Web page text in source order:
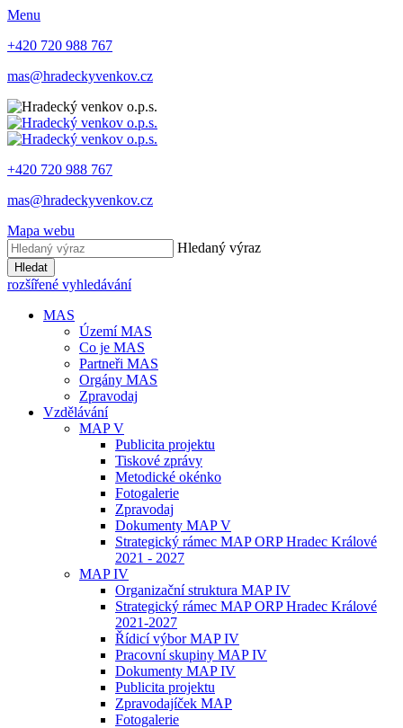
Menu
+420 720 988 767
mas@hradeckyvenkov.cz
+420 720 988 767
mas@hradeckyvenkov.cz
Mapa webu
Hledaný výraz
Hledat
rozšířené vyhledávání
MAS
Území MAS
Co je MAS
Partneři MAS
Orgány MAS
Zpravodaj
Vzdělávání
MAP V
Publicita projektu
Tiskové zprávy
Metodické okénko
Fotogalerie
Zpravodaj
Dokumenty MAP V
Strategický rámec MAP ORP Hradec Králové
2021 - 2027
MAP IV
Organizační struktura MAP IV
Strategický rámec MAP ORP Hradec Králové
2021-2027
Řídicí výbor MAP IV
Pracovní skupiny MAP IV
Dokumenty MAP IV
Publicita projektu
Zpravodajíček MAP
Fotogalerie